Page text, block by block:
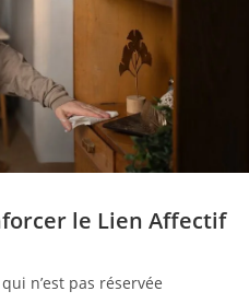
le Lien Affectif
n’est pas réservée